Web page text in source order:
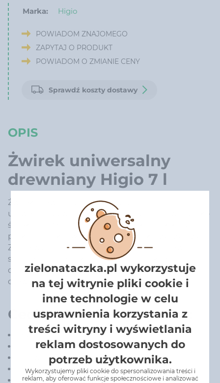
Marka: Higio
POWIADOM ZNAJOMEGO
ZAPYTAJ O PRODUKT
POWIADOM O ZMIANIE CENY
Sprawdź koszty dostawy
OPIS
Żwirek uniwersalny
drewniany Higio 7 l
Żwirek drewniany niezbrylający Higio to
uniwersalny żwirek, który może być stosowany jako
ściółka dla zwierząt domowych takich jak koty,
ptaki, chomiki, świnki morskie, króliki czy szynszyle.
Został wyprodukowany z mikrowłókien drewna
sosnowego i świerkowego bez dodatków
chemicznych czemu zawdzięcza swój naturalny
drewniany zapach.
Cechy charakterystyczne:
wydajny
uniwersalny
usuwalny drogą sanitarną
wyjątkowo lekki
wyjątkowo chłonny
zielonataczka.pl wykorzystuje
na tej witrynie pliki cookie i
inne technologie w celu
usprawnienia korzystania z
treści witryny i wyświetlania
reklam dostosowanych do
potrzeb użytkownika.
Wykorzystujemy pliki cookie do spersonalizowania treści i
reklam, aby oferować funkcje społecznościowe i analizować